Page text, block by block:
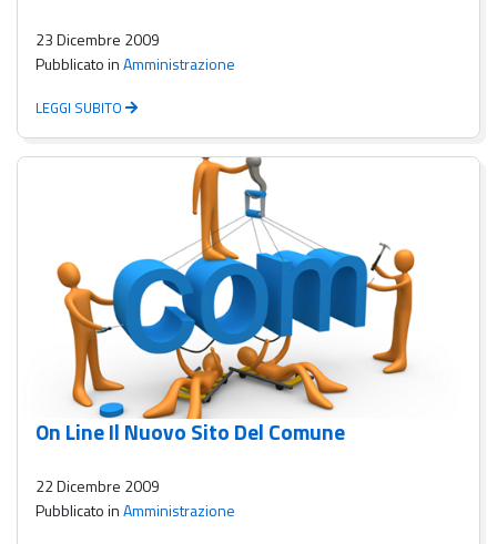
23 Dicembre 2009
Pubblicato inAmministrazione
LEGGI SUBITO
On Line Il Nuovo Sito Del Comune
22 Dicembre 2009
Pubblicato inAmministrazione